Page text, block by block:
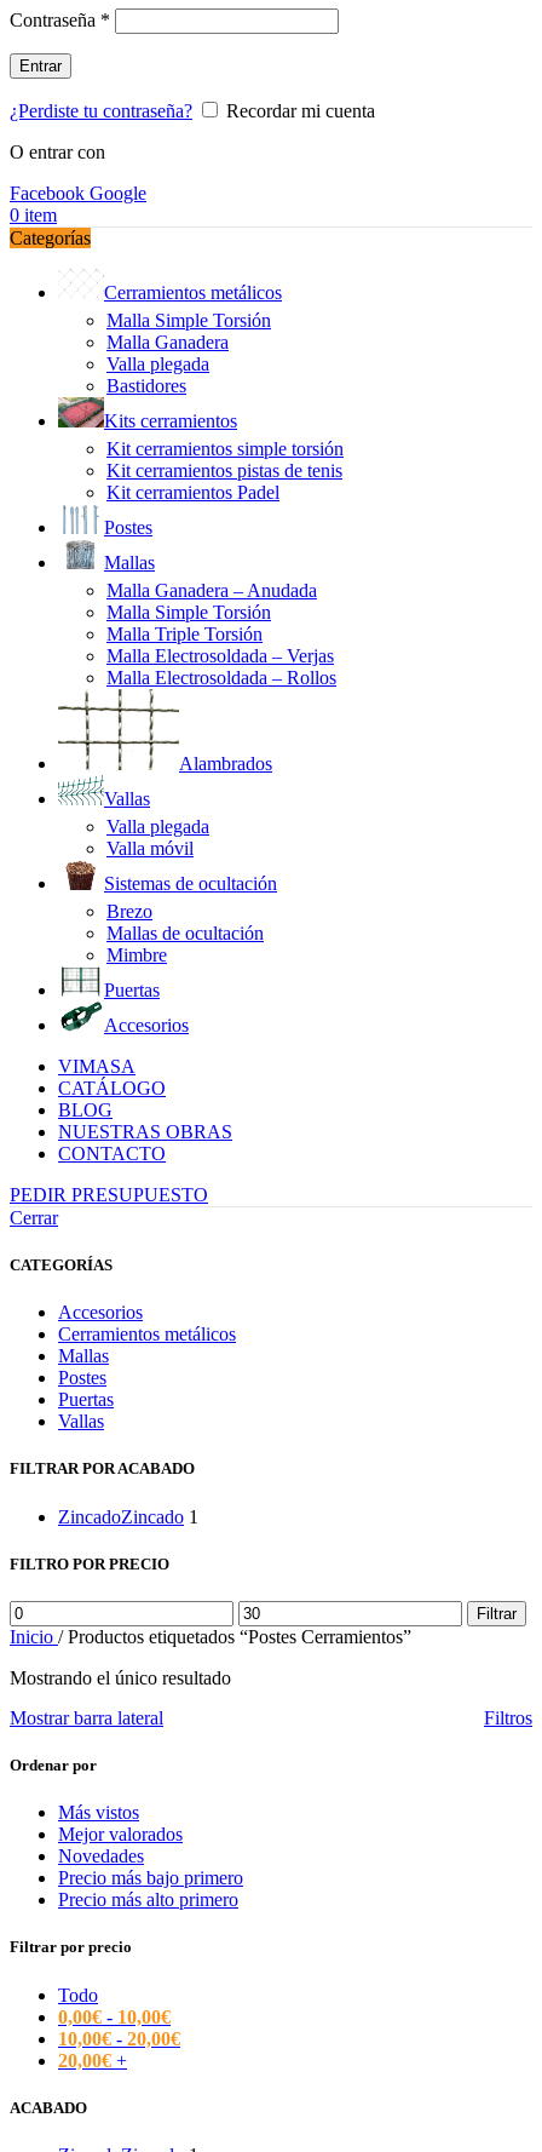
Contraseña *
Entrar
¿Perdiste tu contraseña?
Recordar mi cuenta
O entrar con
Facebook Google
0 item
Categorías
Cerramientos metálicos
Malla Simple Torsión
Malla Ganadera
Valla plegada
Bastidores
Kits cerramientos
Kit cerramientos simple torsión
Kit cerramientos pistas de tenis
Kit cerramientos Padel
Postes
Mallas
Malla Ganadera – Anudada
Malla Simple Torsión
Malla Triple Torsión
Malla Electrosoldada – Verjas
Malla Electrosoldada – Rollos
Alambrados
Vallas
Valla plegada
Valla móvil
Sistemas de ocultación
Brezo
Mallas de ocultación
Mimbre
Puertas
Accesorios
VIMASA
CATÁLOGO
BLOG
NUESTRAS OBRAS
CONTACTO
PEDIR PRESUPUESTO
Cerrar
CATEGORÍAS
Accesorios
Cerramientos metálicos
Mallas
Postes
Puertas
Vallas
FILTRAR POR ACABADO
ZincadoZincado 1
FILTRO POR PRECIO
Precio
mínimo
Precio
máximo
Filtrar
Inicio / Productos etiquetados “Postes Cerramientos”
Mostrando el único resultado
Mostrar barra lateral
Filtros
Ordenar por
Más vistos
Mejor valorados
Novedades
Precio más bajo primero
Precio más alto primero
Filtrar por precio
Todo
0,00€ - 10,00€
10,00€ - 20,00€
20,00€ +
ACABADO